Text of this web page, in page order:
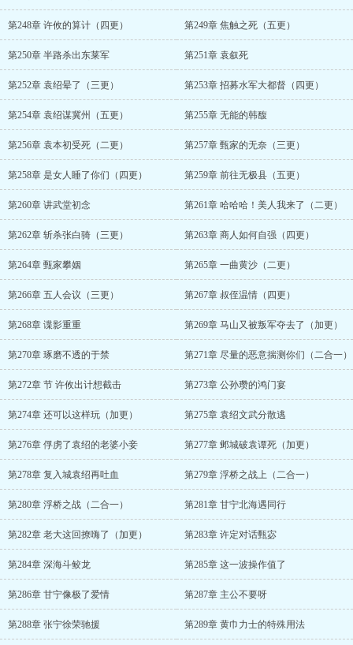
第248章 许攸的算计（四更） 第249章 焦触之死（五更）
第250章 半路杀出东莱军 第251章 袁叙死
第252章 袁绍晕了（三更） 第253章 招募水军大都督（四更）
第254章 袁绍谋冀州（五更） 第255章 无能的韩馥
第256章 袁本初受死（二更） 第257章 甄家的无奈（三更）
第258章 是女人睡了你们（四更） 第259章 前往无极县（五更）
第260章 讲武堂初念 第261章 哈哈哈！美人我来了（二更）
第262章 斩杀张白骑（三更） 第263章 商人如何自强（四更）
第264章 甄家攀姻 第265章 一曲黄沙（二更）
第266章 五人会议（三更） 第267章 叔侄温情（四更）
第268章 谍影重重 第269章 马山又被叛军夺去了（加更）
第270章 琢磨不透的于禁 第271章 尽量的恶意揣测你们（二合一）
第272章 节 许攸出计想截击 第273章 公孙瓒的鸿门宴
第274章 还可以这样玩（加更） 第275章 袁绍文武分散逃
第276章 俘虏了袁绍的老婆小妾 第277章 邺城破袁谭死（加更）
第278章 复入城袁绍再吐血 第279章 浮桥之战上（二合一）
第280章 浮桥之战（二合一） 第281章 甘宁北海遇同行
第282章 老大这回撩嗨了（加更） 第283章 许定对话甄宓
第284章 深海斗鲛龙 第285章 这一波操作值了
第286章 甘宁像极了爱情 第287章 主公不要呀
第288章 张宁徐荣驰援 第289章 黄巾力士的特殊用法